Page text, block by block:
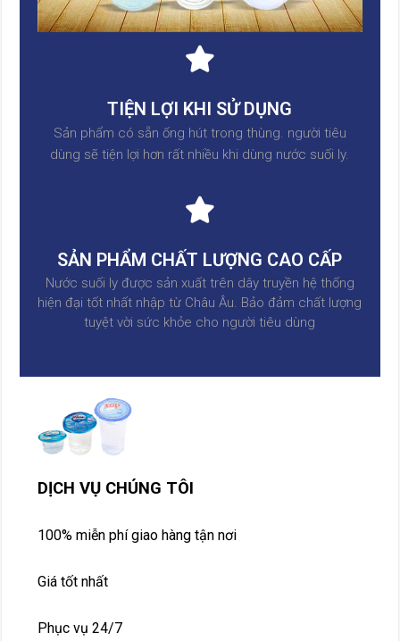
TIỆN LỢI KHI SỬ DỤNG
Sản phẩm có sẵn ống hút trong thùng. người tiêu
dùng sẽ tiện lợi hơn rất nhiều khi dùng nước suối ly.
SẢN PHẨM CHẤT LƯỢNG CAO CẤP
Nước suối ly được sản xuất trên dây truyền hệ thống
hiện đại tốt nhất nhập từ Châu Âu. Bảo đảm chất lượng
tuyệt vời sức khỏe cho người tiêu dùng
DỊCH VỤ CHÚNG TÔI
100% miễn phí giao hàng tận nơi
Giá tốt nhất
Phục vụ 24/7